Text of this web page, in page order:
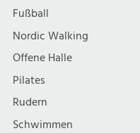
Fußball
Nordic Walking
Offene Halle
Pilates
Rudern
Schwimmen